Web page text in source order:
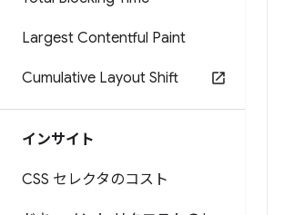
Largest Contentful Paint
Cumulative Layout Shift
インサイト
CSS セレクタのコスト